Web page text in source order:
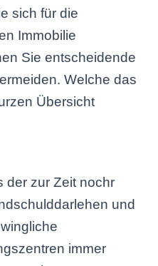
sich für die
Immobilie
Sie entscheidende
Welche das
Übersicht
der zur Zeit nochr
und
immer